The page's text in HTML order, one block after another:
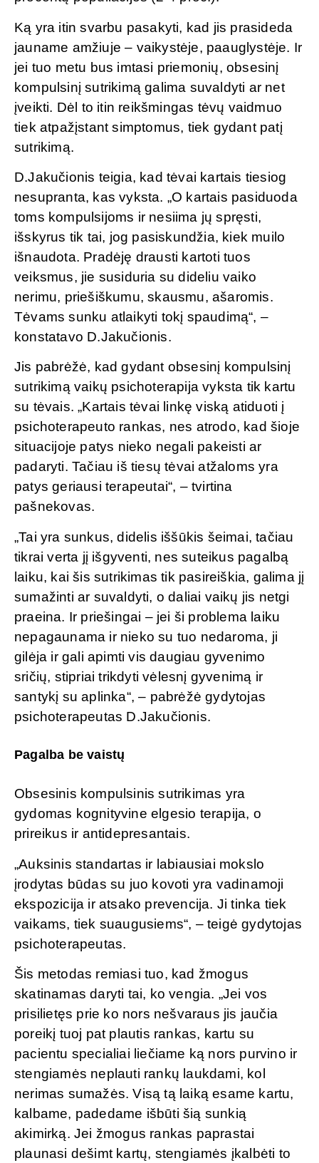
Ką yra itin svarbu pasakyti, kad jis prasideda
jauname amžiuje – vaikystėje, paauglystėje. Ir
jei tuo metu bus imtasi priemonių, obsesinį
kompulsinį sutrikimą galima suvaldyti ar net
įveikti. Dėl to itin reikšmingas tėvų vaidmuo
tiek atpažįstant simptomus, tiek gydant patį
sutrikimą.
D.Jakučionis teigia, kad tėvai kartais tiesiog
nesupranta, kas vyksta. „O kartais pasiduoda
toms kompulsijoms ir nesiima jų spręsti,
išskyrus tik tai, jog pasiskundžia, kiek muilo
išnaudota. Pradėję drausti kartoti tuos
veiksmus, jie susiduria su dideliu vaiko
nerimu, priešiškumu, skausmu, ašaromis.
Tėvams sunku atlaikyti tokį spaudimą“, –
konstatavo D.Jakučionis.
Jis pabrėžė, kad gydant obsesinį kompulsinį
sutrikimą vaikų psichoterapija vyksta tik kartu
su tėvais. „Kartais tėvai linkę viską atiduoti į
psichoterapeuto rankas, nes atrodo, kad šioje
situacijoje patys nieko negali pakeisti ar
padaryti. Tačiau iš tiesų tėvai atžaloms yra
patys geriausi terapeutai“, – tvirtina
pašnekovas.
„Tai yra sunkus, didelis iššūkis šeimai, tačiau
tikrai verta jį išgyventi, nes suteikus pagalbą
laiku, kai šis sutrikimas tik pasireiškia, galima jį
sumažinti ar suvaldyti, o daliai vaikų jis netgi
praeina. Ir priešingai – jei ši problema laiku
nepagaunama ir nieko su tuo nedaroma, ji
gilėja ir gali apimti vis daugiau gyvenimo
sričių, stipriai trikdyti vėlesnį gyvenimą ir
santykį su aplinka“, – pabrėžė gydytojas
psichoterapeutas D.Jakučionis.
Pagalba be vaistų
Obsesinis kompulsinis sutrikimas yra
gydomas kognityvine elgesio terapija, o
prireikus ir antidepresantais.
„Auksinis standartas ir labiausiai mokslo
įrodytas būdas su juo kovoti yra vadinamoji
ekspozicija ir atsako prevencija. Ji tinka tiek
vaikams, tiek suaugusiems“, – teigė gydytojas
psichoterapeutas.
Šis metodas remiasi tuo, kad žmogus
skatinamas daryti tai, ko vengia. „Jei vos
prisilietęs prie ko nors nešvaraus jis jaučia
poreikį tuoj pat plautis rankas, kartu su
pacientu specialiai liečiame ką nors purvino ir
stengiamės neplauti rankų laukdami, kol
nerimas sumažės. Visą tą laiką esame kartu,
kalbame, padedame išbūti šią sunkią
akimirką. Jei žmogus rankas paprastai
plaunasi dešimt kartų, stengiamės įkalbėti to